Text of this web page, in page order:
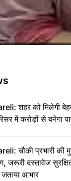
शहर को मिलेगी
में करोड़ों से बनेगा
चौकी प्रभारी की
जरूरी दस्तावेज
जताया आभार